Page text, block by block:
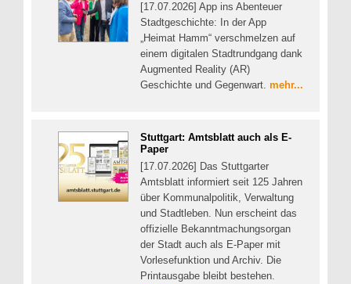
[17.07.2026] App ins Abenteuer
Stadtgeschichte: In der App
„Heimat Hamm“ verschmelzen auf
einem digitalen Stadtrundgang dank
Augmented Reality (AR)
Geschichte und Gegenwart. mehr...
Stuttgart: Amtsblatt auch als E-
Paper
[17.07.2026] Das Stuttgarter
Amtsblatt informiert seit 125 Jahren
über Kommunalpolitik, Verwaltung
und Stadtleben. Nun erscheint das
offizielle Bekanntmachungsorgan
der Stadt auch als E-Paper mit
Vorlesefunktion und Archiv. Die
Printausgabe bleibt bestehen.